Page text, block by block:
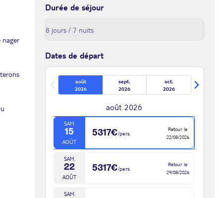
nager
Durée de séjour
Dates de départ
août
2026
sept.
2026
oct.
2026
août 2026
SAM.
15
AOÛT
5317€/pers.
Retour le
22/08/2026
SAM.
22
AOÛT
5317€/pers.
Retour le
29/08/2026
SAM.